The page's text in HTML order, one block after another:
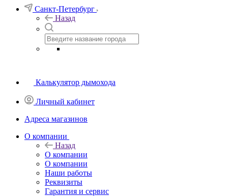
Санкт-Петербург
Назад
Калькулятор дымохода
Личный кабинет
Адреса магазинов
O компании
Назад
O компании
О компании
Наши работы
Реквизиты
Гарантия и сервис